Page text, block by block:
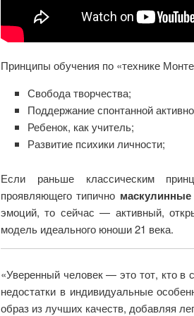
Принципы обучения по «технике
Свобода творчества;
Поддержание спонтанной
Ребенок, как учитель;
Развитие психики личности;
Если раньше классическим
проявляющего типично маскулинные
эмоций, то сейчас — активный,
модель идеального юноши 21 века.
«Уверенный человек — это тот, кто в
недостатки в индивидуальные
образ из лучших качеств, добавляя